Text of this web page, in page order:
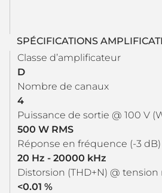
SPÉCIFICATIONS
Classe d’amplificateur
D
Nombre de canaux
4
Puissance de sortie @ 100 V
500 W RMS
Réponse en fréquence (-3 dB)
20 Hz - 20000 kHz
Distorsion (THD+N) @
<0.01 %